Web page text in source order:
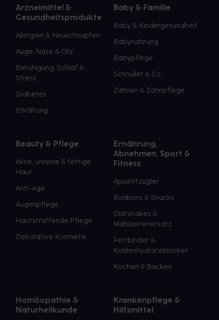
Arzneimittel &
Gesundheitsprodukte
Allergien & Heuschnupfen
Auge, Nase & Ohr
Beruhigung, Schlaf &
Stress
Diabetes
Erkältung
Baby & Familie
Baby & Kindergesundheit
Babynahrung
Babypflege
Schnuller & Co.
Zahnen & Zahnpflege
Beauty & Pflege
Akne, unreine & fettige
Haut
Anti-Age
Augenpflege
Hautstraffende Pflege
Dekorative Kosmetik
Ernährung,
Abnehmen, Sport &
Fitness
Appetitzügler
Bonbons & Snacks
Diätshakes &
Mahlzeitenersatz
Fettbinder &
Kohlenhydrateblocker
Kochen & Backen
Homöopathie &
Naturheilkunde
Krankenpflege &
Hilfsmittel